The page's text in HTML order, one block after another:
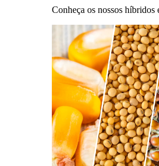
Conheça os nossos híbridos